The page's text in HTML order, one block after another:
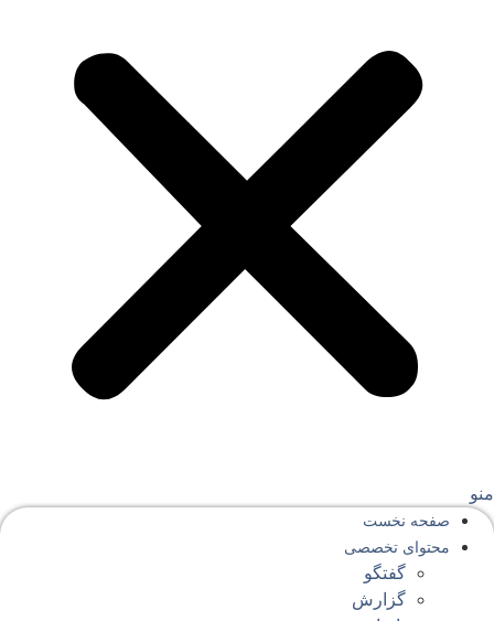
صفحه‌ نخست
محتوای‌ تخصصی
گفتگو
گزارش